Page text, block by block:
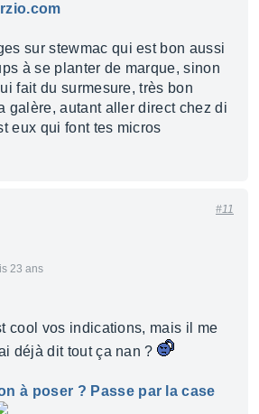
sur stewmac qui est bon aussi
à se planter de marque, sinon
fait du surmesure, très bon
galère, autant aller direct chez di
eux qui font tes micros
23 ans
#11
cool vos indications, mais il me
déjà dit tout ça nan ?
à poser ? Passe par la case